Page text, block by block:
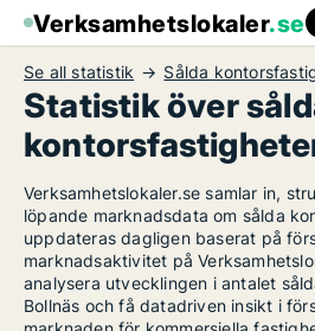
Verksamhetslokaler.se
Se all statistik Sålda
Statistik över
Verksamhetslokaler.se samlar in,
löpande marknadsdata om sålda
uppdateras dagligen baserat på
marknadsaktivitet på
analysera utvecklingen i antalet
Bollnäs och få datadriven insikt i